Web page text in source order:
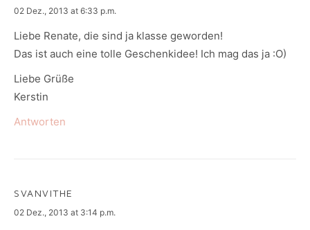
says:
02 Dez., 2013 at 6:33 p.m.
Liebe Renate, die sind ja klasse geworden!
Das ist auch eine tolle Geschenkidee! Ich mag das ja :O)
Liebe Grüße
Kerstin
Antworten
SVANVITHE
says:
02 Dez., 2013 at 3:14 p.m.